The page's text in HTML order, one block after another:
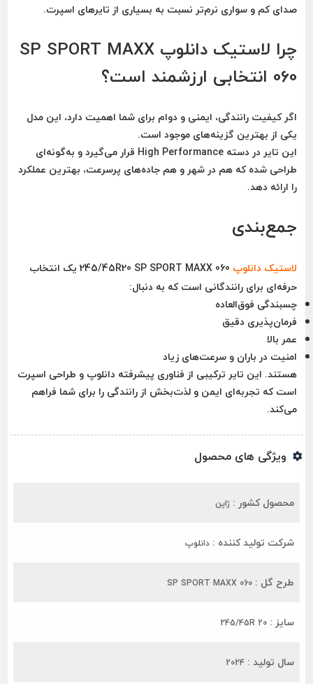
صدای کم و سواری نرم‌تر نسبت به بسیاری از تایرهای اسپرت.
چرا لاستیک دانلوپ SP SPORT MAXX
060 انتخابی ارزشمند است؟
اگر کیفیت رانندگی، ایمنی و دوام برای شما اهمیت دارد، این مدل
یکی از بهترین گزینه‌های موجود است.
این تایر در دستهHigh Performance قرار می‌گیرد و به‌گونه‌ای
طراحی شده که هم در شهر و هم جاده‌های پرسرعت، بهترین عملکرد
را ارائه دهد.
جمع‌بندی
لاستیکدانلوپ
یک انتخاب
حرفه‌ای برای رانندگانی است که به دنبال:
چسبندگی فوق‌العاده
فرمان‌پذیری دقیق
عمر بالا
امنیت در باران و سرعت‌های زیاد
هستند. این تایر ترکیبی از فناوری پیشرفته دانلوپ و طراحی اسپرت
است که تجربه‌ای ایمن و لذت‌بخش از رانندگی را برای شما فراهم
می‌کند.
ویژگی های محصول
محصول کشور : ژاپن
شرکت تولید کننده : دانلوپ
طرح گل : SP SPORT MAXX 060
سایز : 245/45R 20
سال تولید : 2024